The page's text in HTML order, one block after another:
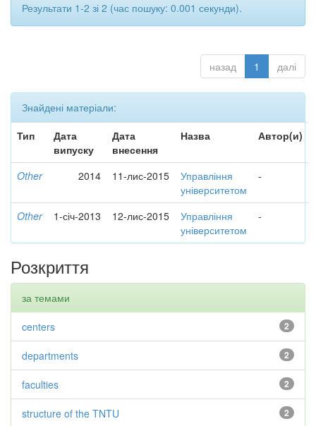
Результати 1-2 зі 2 (час пошуку: 0.001 секунди).
назад 1 далі
Знайдені матеріали:
Тип
Дата
випуску
Дата
внесення
Назва Автор(и)
Other 2014 11-лис-2015
Управління
університетом
-
Other 1-січ-2013 12-лис-2015
Управління
університетом
-
Розкриття
за темами
2
centers
2
departments
2
faculties
2
structure of the TNTU